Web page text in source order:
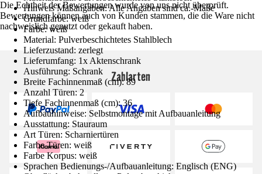
Hinweis Maßangaben: Alle Angaben sind ca.-Maße
Grundfarbe: weiß
Farbe: weiß
Material: Pulverbeschichtetes Stahlblech
Lieferzustand: zerlegt
Lieferumfang: 1x Aktenschrank
Ausführung: Schrank
Breite Fachinnenmaß (cm): 89
Anzahl Türen: 2
Tiefe Fachinnenmaß (cm): 36
Aufbauhinweise: Selbstmontage mit Aufbauanleitung
Ausstattung: Stauraum
Art Türen: Scharniertüren
Farbe Türen: weiß
Farbe Korpus: weiß
Sprachen Bedienungs-/Aufbauanleitung: Englisch (ENG)
Die Echtheit der Bewertungen wurde von uns nicht überprüft.
Bewertungen können auch von Kunden stammen, die die Ware nicht
nachweislich genutzt oder gekauft haben.
Zahlarten